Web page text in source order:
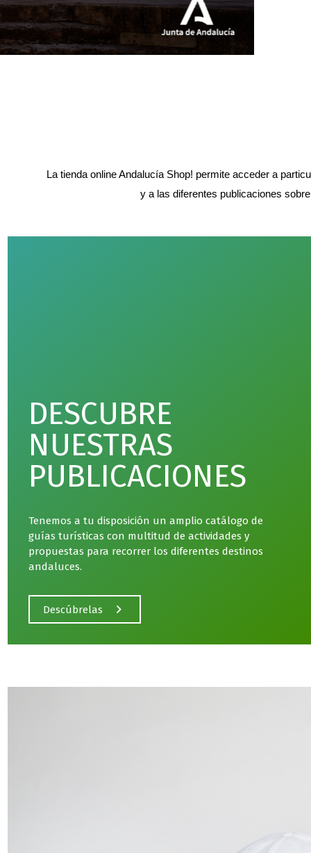
La tienda online Andalucía Shop! permite acceder a
y a las diferentes publicaciones
DESCUBRE
NUESTRAS
PUBLICACIONES
Tenemos a tu disposición un amplio catálogo de
guías turísticas con multitud de actividades y
propuestas para recorrer los diferentes destinos
andaluces.
Descúbrelas